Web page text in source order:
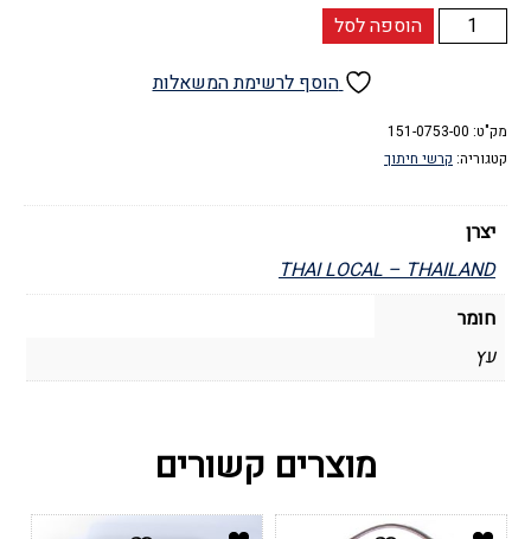
כמות
של
בשר
הוספה לסל
הוסף לרשימת המשאלות
מק"ט: 151-0753-00
קטגוריה: קרשי חיתוך
יצרן
THAI LOCAL – THAILAND
חומר
עץ
מוצרים קשורים